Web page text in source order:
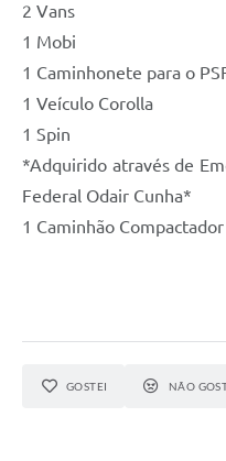
2 Vans
1 Mobi
1 Caminhonete para o
1 Veículo Corolla
1 Spin
*Adquirido através de
Federal Odair Cunha*
1 Caminhão
GOSTEI NÃO